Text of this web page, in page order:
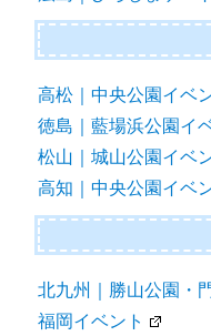
高松｜中央公園イベ
徳島｜藍場浜公園イ
松山｜城山公園イベ
高知｜中央公園イベ
北九州｜勝山公園・
福岡イベント